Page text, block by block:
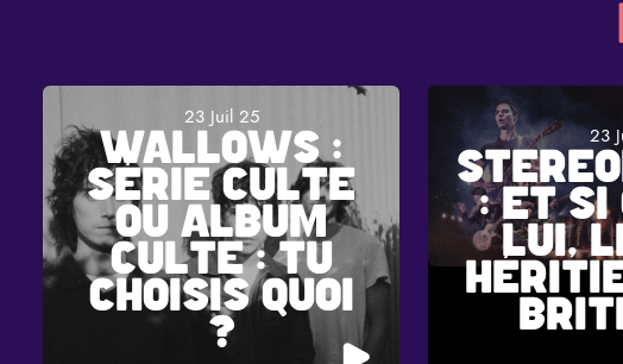
23 Juil 25
WALLOWS :
SÉRIE CULTE
OU ALBUM
CULTE : TU
CHOISIS QUOI
?
23
: ET SI
LUI,